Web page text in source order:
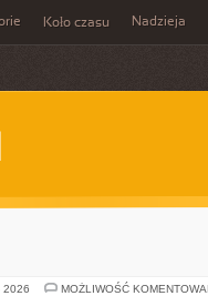
Koło czasu Nadzieja
2026 MOŻLIWOŚĆ